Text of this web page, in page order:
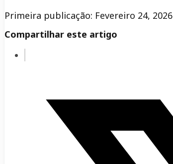
Primeira publicação: Fevereiro 24, 2026
Compartilhar este artigo